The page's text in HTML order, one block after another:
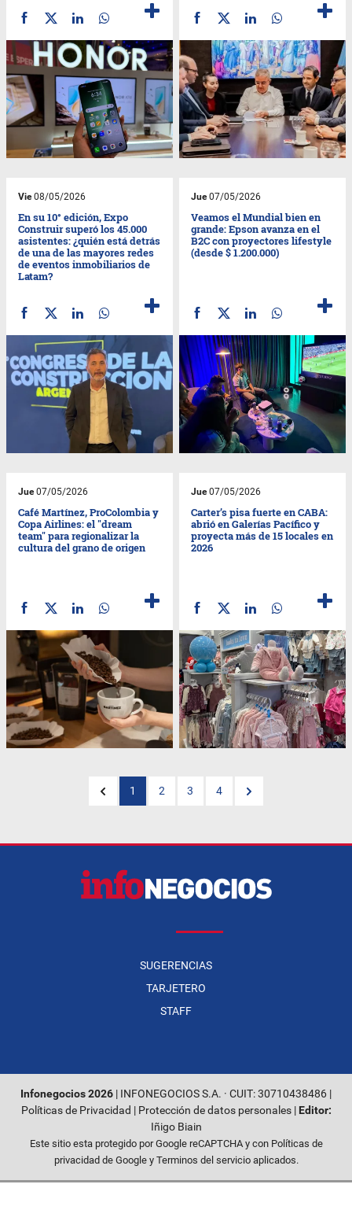
Vie08/05/2026
En su 10° edición, Expo
Construir superó los 45.000
asistentes: ¿quién está detrás
de una de las mayores redes
de eventos inmobiliarios de
Latam?
Jue07/05/2026
Veamos el Mundial bien en
grande: Epson avanza en el
B2C con proyectores lifestyle
(desde $ 1.200.000)
Jue07/05/2026
Café Martínez, ProColombia y
Copa Airlines: el "dream
team" para regionalizar la
cultura del grano de origen
Jue07/05/2026
Carter’s pisa fuerte en CABA:
abrió en Galerías Pacífico y
proyecta más de 15 locales en
2026
1 2 3 4
SUGERENCIAS
TARJETERO
STAFF
Infonegocios 2026 | INFONEGOCIOS S.A. · CUIT: 30710438486 |
Políticas de Privacidad | Protección de datos personales| Editor:
Iñigo Biain
Este sitio esta protegido por Google reCAPTCHA y con Políticas de
privacidad de Googley Terminos del servicioaplicados.